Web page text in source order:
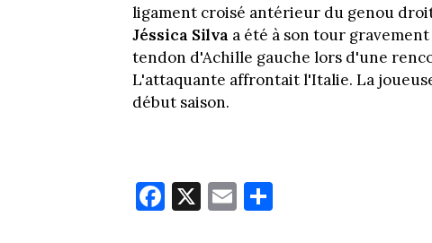
ligament croisé antérieur du genou
Jéssica Silva a été à son tour
tendon d'Achille gauche lors d'une
L'attaquante affrontait l'Italie. La
début saison.
Fa
ce
X E
m